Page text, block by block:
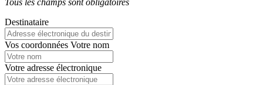
Tous les champs sont obligatoires
Destinataire
Vos coordonnées Votre nom
Votre adresse électronique